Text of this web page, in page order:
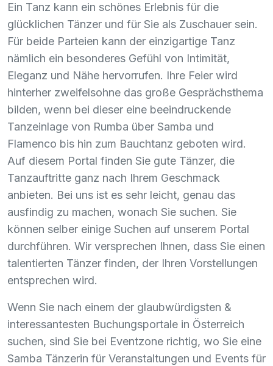
Ein Tanz kann ein schönes Erlebnis für die
glücklichen Tänzer und für Sie als Zuschauer sein.
Für beide Parteien kann der einzigartige Tanz
nämlich ein besonderes Gefühl von Intimität,
Eleganz und Nähe hervorrufen. Ihre Feier wird
hinterher zweifelsohne das große Gesprächsthema
bilden, wenn bei dieser eine beeindruckende
Tanzeinlage von Rumba über Samba und
Flamenco bis hin zum Bauchtanz geboten wird.
Auf diesem Portal finden Sie gute Tänzer, die
Tanzauftritte ganz nach Ihrem Geschmack
anbieten. Bei uns ist es sehr leicht, genau das
ausfindig zu machen, wonach Sie suchen. Sie
können selber einige Suchen auf unserem Portal
durchführen. Wir versprechen Ihnen, dass Sie einen
talentierten Tänzer finden, der Ihren Vorstellungen
entsprechen wird.
Wenn Sie nach einem der glaubwürdigsten &
interessantesten Buchungsportale in Österreich
suchen, sind Sie bei Eventzone richtig, wo Sie eine
Samba Tänzerin für Veranstaltungen und Events für